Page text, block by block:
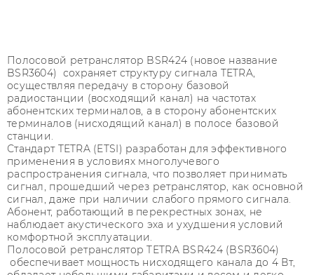
Полосовой ретранслятор BSR424 (новое название
BSR3604) сохраняет структуру сигнала TETRA,
осуществляя передачу в сторону базовой
радиостанции (восходящий канал) на частотах
абонентских терминалов, а в сторону абонентских
терминалов (нисходящий канал) в полосе базовой
станции.
Стандарт TETRA (ETSI) разработан для эффективного
применения в условиях многолучевого
распространения сигнала, что позволяет принимать
сигнал, прошедший через ретранслятор, как основной
сигнал, даже при наличии слабого прямого сигнала.
Абонент, работающий в перекрестных зонах, не
наблюдает акустического эха и ухудшения условий
комфортной эксплуатации.
Полосовой ретранслятор TETRA BSR424 (BSR3604)
обеспечивает мощность нисходящего канала до 4 Вт,